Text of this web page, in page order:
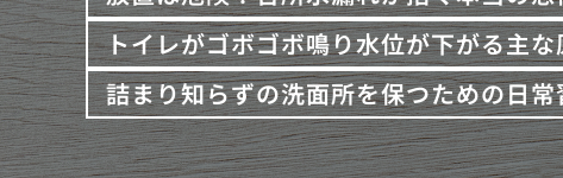
トイレがゴボゴボ鳴り水位が下がる主な
詰まり知らずの洗面所を保つための日常